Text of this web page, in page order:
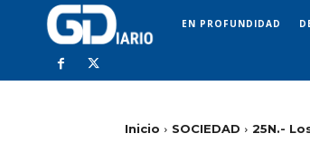
EN PROFUNDIDAD
Inicio SOCIEDAD 25N.-